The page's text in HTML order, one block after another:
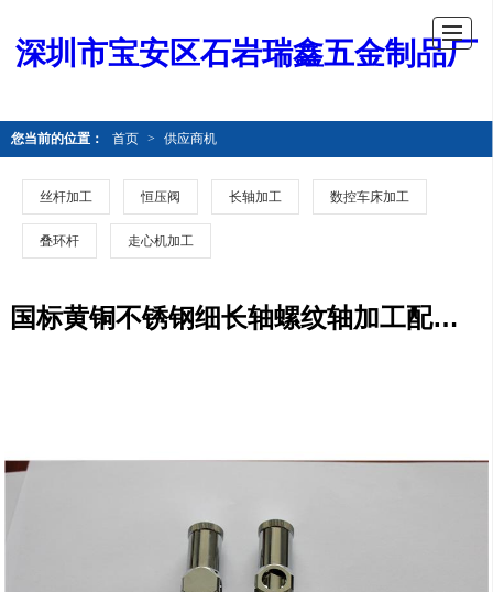
深圳市宝安区石岩瑞鑫五金制品厂
您当前的位置： 首页 > 供应商机
丝杆加工 恒压阀 长轴加工 数控车床加工
叠环杆 走心机加工
国标黄铜不锈钢细长轴螺纹轴加工配件 可按需求加工